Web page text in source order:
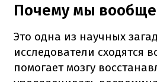
Почему мы
Это одна из научных
исследователи сходятся
помогает мозгу